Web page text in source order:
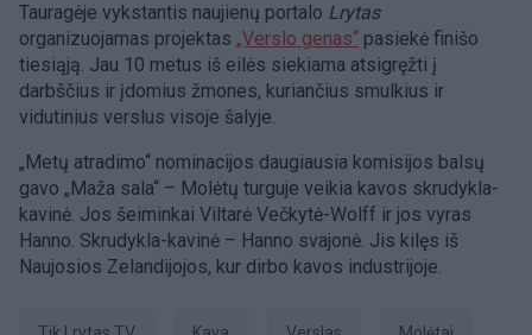
Tauragėje vykstantis naujienų portalo Lrytas
organizuojamas projektas „Verslo genas“ pasiekė finišo
tiesiąją. Jau 10 metus iš eilės siekiama atsigręžti į
darbščius ir įdomius žmones, kuriančius smulkius ir
vidutinius verslus visoje šalyje.
„Metų atradimo“ nominacijos daugiausia komisijos balsų
gavo „Maža sala“ – Molėtų turguje veikia kavos skrudykla-
kavinė. Jos šeiminkai Viltarė Večkytė-Wolff ir jos vyras
Hanno. Skrudykla-kavinė – Hanno svajonė. Jis kilęs iš
Naujosios Zelandijojos, kur dirbo kavos industrijoje.